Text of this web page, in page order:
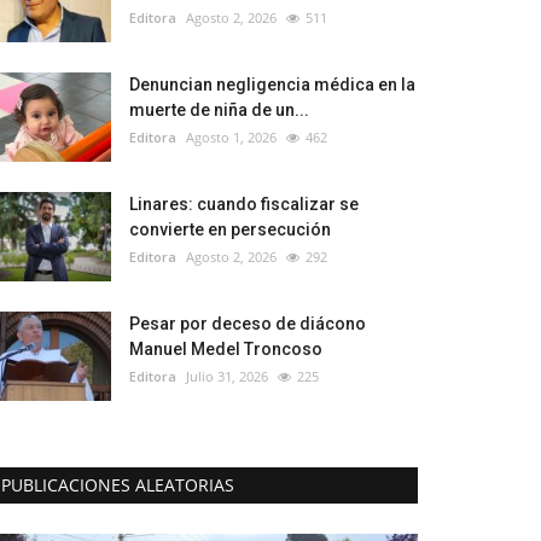
Editora Agosto 2, 2026 511
Denuncian negligencia médica en la
muerte de niña de un...
Editora Agosto 1, 2026 462
Linares: cuando fiscalizar se
convierte en persecución
Editora Agosto 2, 2026 292
Pesar por deceso de diácono
Manuel Medel Troncoso
Editora Julio 31, 2026 225
PUBLICACIONES ALEATORIAS